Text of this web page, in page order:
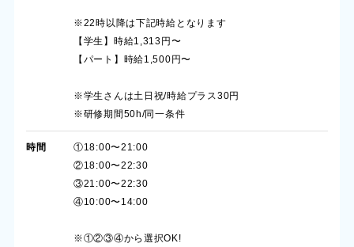
※22時以降は下記時給となります
【学生】時給1,313円〜
【パート】時給1,500円〜
※学生さんは土日祝/時給プラス30円
※研修期間50h/同一条件
時間
①18:00〜21:00
②18:00〜22:30
③21:00〜22:30
④10:00〜14:00
※①②③④から選択OK!